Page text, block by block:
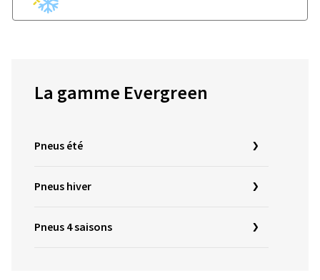
La gamme Evergreen
Pneus été
Pneus hiver
Pneus 4 saisons